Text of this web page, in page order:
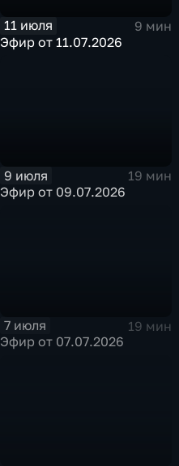
11 июля
9 мин
Эфир от 11.07.2026
9 июля
19 мин
Эфир от 09.07.2026
7 июля
19 мин
Эфир от 07.07.2026